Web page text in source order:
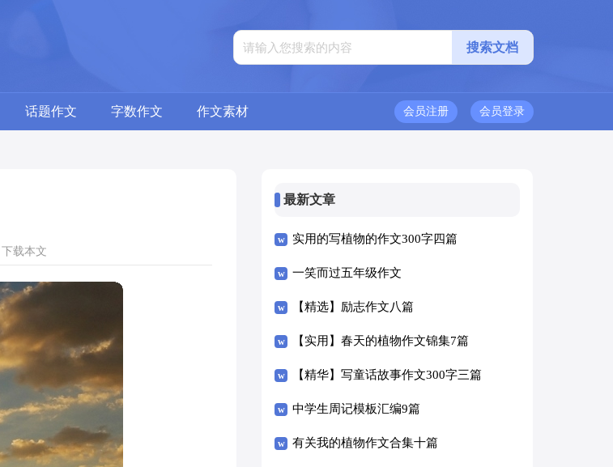
话题作文 字数作文 作文素材 会员登录
会员注册
下载本文
最新文章
实用的写植物的作文300字四篇
一笑而过五年级作文
【精选】励志作文八篇
【实用】春天的植物作文锦集7篇
【精华】写童话故事作文300字三篇
中学生周记模板汇编9篇
有关我的植物作文合集十篇